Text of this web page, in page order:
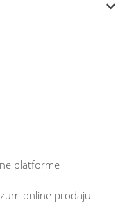
platforme
online prodaju